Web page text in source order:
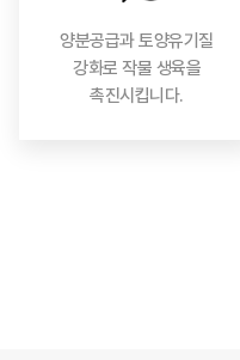
양분공급과 토양유기질
강화로 작물 생육을
촉진시킵니다.